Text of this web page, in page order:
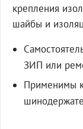
крепления
шайбы и
ЗИП или
Применимы